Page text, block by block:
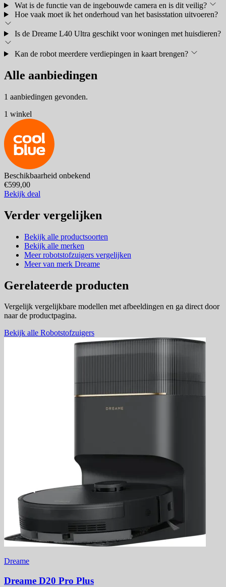
Wat is de functie van de ingebouwde camera en is dit veilig?
Hoe vaak moet ik het onderhoud van het basisstation uitvoeren?
Is de Dreame L40 Ultra geschikt voor woningen met huisdieren?
Kan de robot meerdere verdiepingen in kaart brengen?
Alle aanbiedingen
1 aanbiedingen gevonden.
1 winkel
Beschikbaarheid onbekend
€599,00
Bekijk deal
Verder vergelijken
Bekijk alle productsoorten
Bekijk alle merken
Meer robotstofzuigers vergelijken
Meer van merk Dreame
Gerelateerde producten
Vergelijk vergelijkbare modellen met afbeeldingen en ga direct door
naar de productpagina.
Bekijk alle Robotstofzuigers
Dreame
Dreame D20 Pro Plus